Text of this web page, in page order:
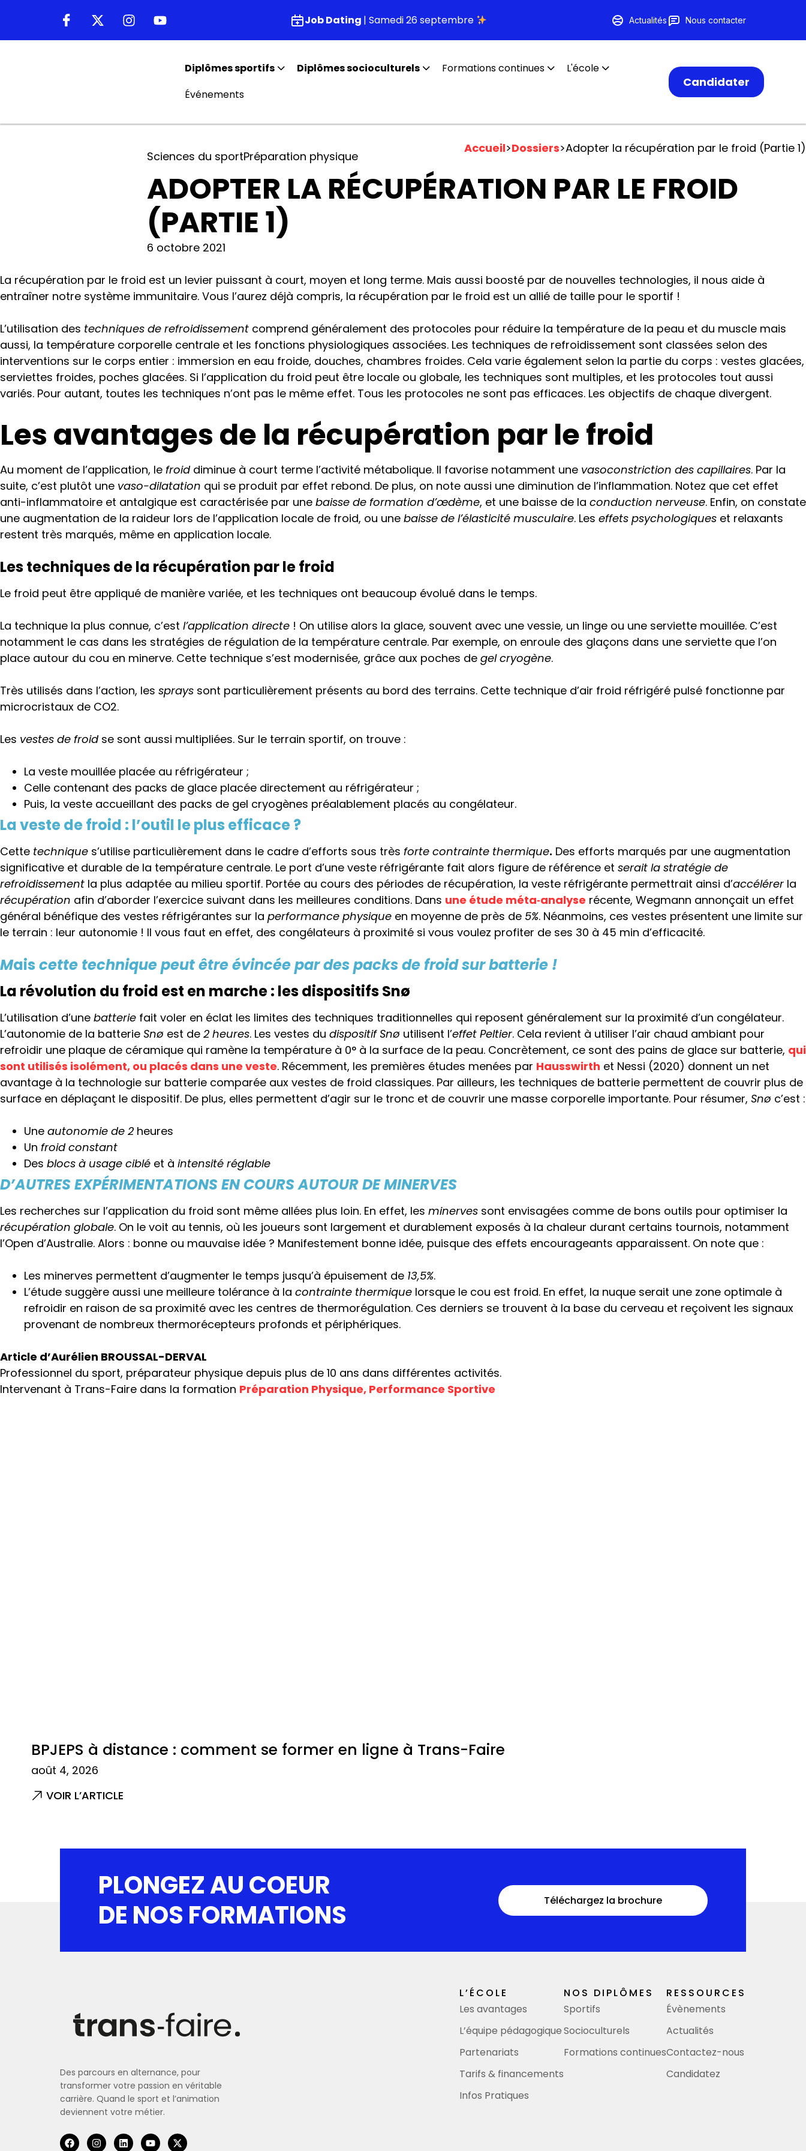
Job Dating | Samedi 26 septembre Actualités Nous contacter
Diplômes sportifs Diplômes socioculturels Formations continues
L'école
Événements
Candidater
Sciences du sportPréparation physique
Accueil>Dossiers>Adopter la récupération par le froid (Partie 1)
ADOPTER LA RÉCUPÉRATION PAR LE FROID
(PARTIE 1)
6 octobre 2021
La récupération par le froid est un levier puissant à court, moyen et long terme. Mais aussi boosté par de nouvelles technologies, il nous aide à
entraîner notre système immunitaire. Vous l’aurez déjà compris, la récupération par le froid est un allié de taille pour le sportif !
L’utilisation des techniques de refroidissement comprend généralement des protocoles pour réduire la température de la peau et du muscle mais
aussi, la température corporelle centrale et les fonctions physiologiques associées. Les techniques de refroidissement sont classées selon des
interventions sur le corps entier : immersion en eau froide, douches, chambres froides. Cela varie également selon la partie du corps : vestes glacées,
serviettes froides, poches glacées. Si l’application du froid peut être locale ou globale, les techniques sont multiples, et les protocoles tout aussi
variés. Pour autant, toutes les techniques n’ont pas le même effet. Tous les protocoles ne sont pas efficaces. Les objectifs de chaque divergent.
Les avantages de la récupération par le froid
Au moment de l’application, le froiddiminue à court terme l’activité métabolique. Il favorise notamment une vasoconstriction des capillaires. Par la
suite, c’est plutôt une vaso-dilatation qui se produit par effet rebond. De plus, on note aussi une diminution de l’inflammation. Notez que cet effet
anti-inflammatoire et antalgique est caractérisée par une baisse de formation d’œdème, et une baisse de la conduction nerveuse. Enfin, on constate
une augmentation de la raideur lors de l’application locale de froid, ou une baisse de l’élasticité musculaire. Les effets psychologiques et relaxants
restent très marqués, même en application locale.
Les techniques de la récupération par le froid
Le froid peut être appliqué de manière variée, et les techniques ont beaucoup évolué dans le temps.
La technique la plus connue, c’est l’application directe ! On utilise alors la glace, souvent avec une vessie, un linge ou une serviette mouillée. C’est
notamment le cas dans les stratégies de régulation de la température centrale. Par exemple, on enroule des glaçons dans une serviette que l’on
place autour du cou en minerve. Cette technique s’est modernisée, grâce aux poches de gel cryogène.
Très utilisés dans l’action, les sprays sont particulièrement présents au bord des terrains. Cette technique d’air froid réfrigéré pulsé fonctionne par
microcristaux de CO2.
Les vestes de froid se sont aussi multipliées. Sur le terrain sportif, on trouve :
La veste mouillée placée au réfrigérateur ;
Celle contenant des packs de glace placée directement au réfrigérateur ;
Puis, la veste accueillant des packs de gel cryogènes préalablement placés au congélateur.
La veste de froid : l’outil le plus efficace ?
Cette technique s’utilise particulièrement dans le cadre d’efforts sous très forte contrainte thermique. Des efforts marqués par une augmentation
significative et durable de la température centrale. Le port d’une veste réfrigérante fait alors figure de référence et serait la stratégie de
refroidissement la plus adaptée au milieu sportif. Portée au cours des périodes de récupération, la veste réfrigérante permettrait ainsi d’accélérer la
récupération afin d’aborder l’exercice suivant dans les meilleures conditions. Dans une étude méta‐analyse récente, Wegmann annonçait un effet
général bénéfique des vestes réfrigérantes sur la performance physique en moyenne de près de 5%. Néanmoins, ces vestes présentent une limite sur
le terrain : leur autonomie ! Il vous faut en effet, des congélateurs à proximité si vous voulez profiter de ses 30 à 45 min d’efficacité.
Mais cette technique peut être évincée par des packs de froid sur batterie !
La révolution du froid est en marche : les dispositifs Snø
L’utilisation d’une batterie fait voler en éclat les limites des techniques traditionnelles qui reposent généralement sur la proximité d’un congélateur.
L’autonomie de la batterie Snø est de 2 heures. Les vestes du dispositif Snø utilisent l’effet Peltier. Cela revient à utiliser l’air chaud ambiant pour
refroidir une plaque de céramique qui ramène la température à 0° à la surface de la peau. Concrètement, ce sont des pains de glace sur batterie, qui
sont utilisés isolément, ou placés dans une veste. Récemment, les premières études menées par Hausswirth et Nessi (2020) donnent un net
avantage à la technologie sur batterie comparée aux vestes de froid classiques. Par ailleurs, les techniques de batterie permettent de couvrir plus de
surface en déplaçant le dispositif. De plus, elles permettent d’agir sur le tronc et de couvrir une masse corporelle importante. Pour résumer, Snø c’est :
Une autonomie de 2 heures
Un froid constant
Des blocs à usage ciblé et à intensité réglable
D’AUTRES EXPÉRIMENTATIONS EN COURS AUTOUR DE MINERVES
Les recherches sur l’application du froid sont même allées plus loin. En effet, les minerves sont envisagées comme de bons outils pour optimiser la
récupération globale. On le voit au tennis, où les joueurs sont largement et durablement exposés à la chaleur durant certains tournois, notamment
l’Open d’Australie. Alors : bonne ou mauvaise idée ? Manifestement bonne idée, puisque des effets encourageants apparaissent. On note que :
Les minerves permettent d’augmenter le temps jusqu’à épuisement de 13,5%.
L’étude suggère aussi une meilleure tolérance à la contrainte thermique lorsque le cou est froid. En effet, la nuque serait une zone optimale à
refroidir en raison de sa proximité avec les centres de thermorégulation. Ces derniers se trouvent à la base du cerveau et reçoivent les signaux
provenant de nombreux thermorécepteurs profonds et périphériques.
Article d’Aurélien BROUSSAL-DERVAL
Professionnel du sport, préparateur physique depuis plus de 10 ans dans différentes activités.
Intervenant à Trans-Faire dans la formation Préparation Physique, Performance Sportive
BPJEPS à distance : comment se former en ligne à Trans-Faire
août 4, 2026
VOIR L’ARTICLE
PLONGEZ AU COEUR
DE NOS FORMATIONS
Téléchargez la brochure
Des parcours en alternance, pour
transformer votre passion en véritable
carrière. Quand le sport et l’animation
deviennent votre métier.
L’ÉCOLE
Les avantages
L’équipe pédagogique
Partenariats
Tarifs & financements
Infos Pratiques
NOS DIPLÔMES
Sportifs
Socioculturels
Formations continues
RESSOURCES
Évènements
Actualités
Contactez-nous
Candidatez